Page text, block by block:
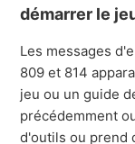
Erreur
Erreur 766
démarrer le
Les messages
809 et 814
jeu ou un guide
précédemment
d'outils ou prend